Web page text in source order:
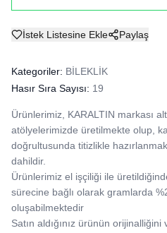
İstek Listesine Ekle Paylaş
Kategoriler: BİLEKLİK
Hasır Sıra Sayısı: 19
Ürünlerimiz, KARALTIN markası
atölyelerimizde üretilmekte olup,
doğrultusunda titizlikle
dahildir.
Ürünlerimiz el işçiliği ile
sürecine bağlı olarak gramlarda
oluşabilmektedir
Satın aldığınız ürünün